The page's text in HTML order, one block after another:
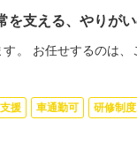
支える、やりがい
。 お任せするのは
援 車通勤可 研修制